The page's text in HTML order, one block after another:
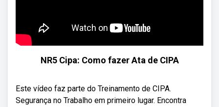
NR5 Cipa: Como fazer Ata de CIPA
Este vídeo faz parte do Treinamento de CIPA.
Segurança no Trabalho em primeiro lugar. Encontra